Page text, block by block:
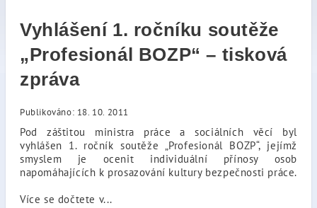
Vyhlášení 1. ročníku soutěže
„Profesionál BOZP“ – tisková
zpráva
Publikováno: 18. 10. 2011
Pod záštitou ministra práce a sociálních věcí byl
vyhlášen 1. ročník soutěže „Profesionál BOZP“, jejímž
smyslem je ocenit individuální přínosy osob
napomáhajících k prosazování kultury bezpečnosti práce.
Více se dočtete v...